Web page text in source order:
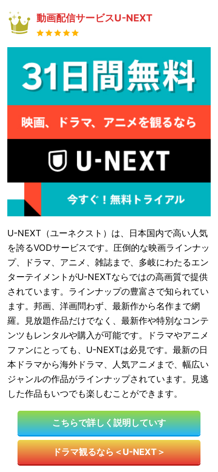
動画配信サービスU-NEXT
U-NEXT（ユーネクスト）は、日本国内で高い人気
を誇るVODサービスです。圧倒的な映画ラインナッ
プ、ドラマ、アニメ、雑誌まで、多岐にわたるエン
ターテイメントがU-NEXTならではの高画質で提供
されています。ラインナップの豊富さで知られてい
ます。邦画、洋画問わず、最新作から名作まで網
羅。見放題作品だけでなく、最新作や特別なコンテ
ンツもレンタルや購入が可能です。ドラマやアニメ
ファンにとっても、U-NEXTは必見です。最新の日
本ドラマから海外ドラマ、人気アニメまで、幅広い
ジャンルの作品がラインナップされています。見逃
した作品もいつでも楽しむことができます。
こちらで詳しく説明していす
ドラマ観るなら＜U-NEXT＞